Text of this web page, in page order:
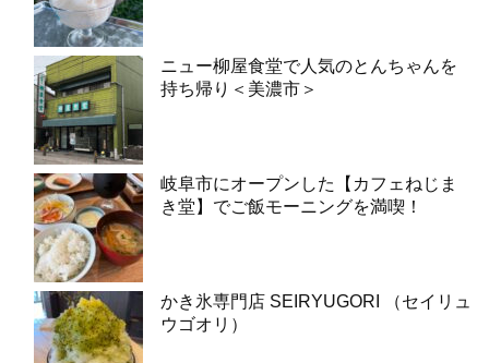
ニュー柳屋食堂で人気のとんちゃんを
持ち帰り＜美濃市＞
岐阜市にオープンした【カフェねじま
き堂】でご飯モーニングを満喫！
かき氷専門店 SEIRYUGORI （セイリュ
ウゴオリ）